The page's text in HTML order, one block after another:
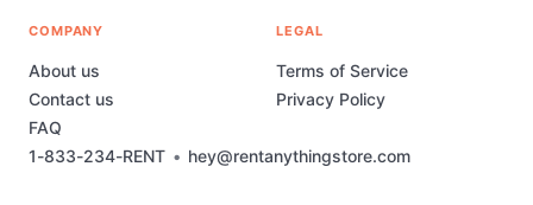
1-833-234-RENT • hey@rentanythingstore.com
COMPANY
About us
Contact us
FAQ
LEGAL
Terms of Service
Privacy Policy